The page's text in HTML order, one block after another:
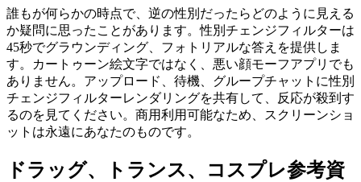
誰もが何らかの時点で、逆の性別だったらどのように見える
か疑問に思ったことがあります。性別チェンジフィルターは
45秒でグラウンディング、フォトリアルな答えを提供しま
す。カートゥーン絵文字ではなく、悪い顔モーフアプリでも
ありません。アップロード、待機、グループチャットに性別
チェンジフィルターレンダリングを共有して、反応が殺到す
るのを見てください。商用利用可能なため、スクリーンショ
ットは永遠にあなたのものです。
ドラッグ、トランス、コスプレ参考資